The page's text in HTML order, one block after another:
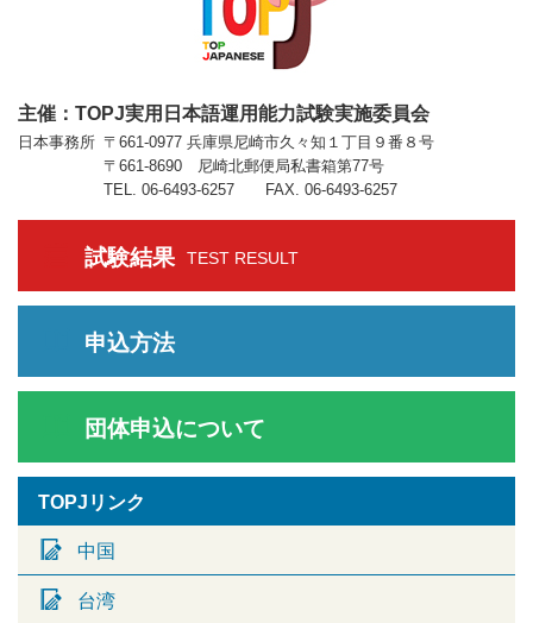
主催：TOPJ実用日本語運用能力試験実施委員会
日本事務所 〒661-0977 兵庫県尼崎市久々知１丁目９番８号
〒661-8690 尼崎北郵便局私書箱第77号
TEL. 06-6493-6257 FAX. 06-6493-6257
試験結果 TEST RESULT
申込方法
団体申込について
TOPJリンク
中国
台湾